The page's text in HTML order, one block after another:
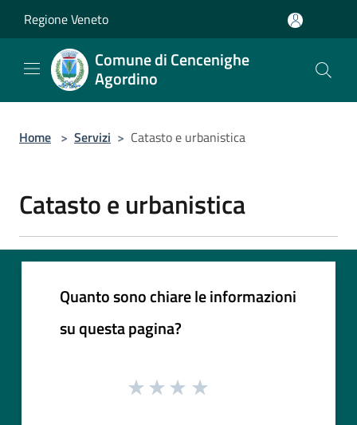
Regione Veneto
Comune di Cencenighe
Agordino
Home > Servizi > Catasto e urbanistica
Catasto e urbanistica
Quanto sono chiare le informazioni
su questa pagina?